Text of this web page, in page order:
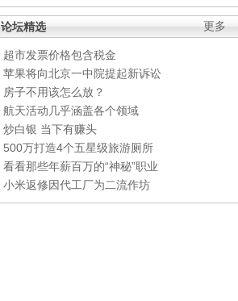
更多
论坛精选
超市发票价格包含税金
苹果将向北京一中院提起新诉讼
房子不用该怎么放？
航天活动几乎涵盖各个领域
炒白银 当下有赚头
500万打造4个五星级旅游厕所
看看那些年薪百万的“神秘”职业
小米返修因代工厂为二流作坊